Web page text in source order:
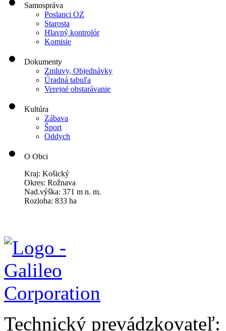
Samospráva
Poslanci OZ
Starosta
Hlavný kontrolór
Komisie
Dokumenty
Zmluvy, Objednávky
Úradná tabuľa
Verejné obstarávanie
Kultúra
Zábava
Šport
Oddych
O Obci
Kraj: Košický
Okres: Rožnava
Nad.výška: 371 m n. m.
Rozloha: 833 ha
Technický prevádzkovateľ: